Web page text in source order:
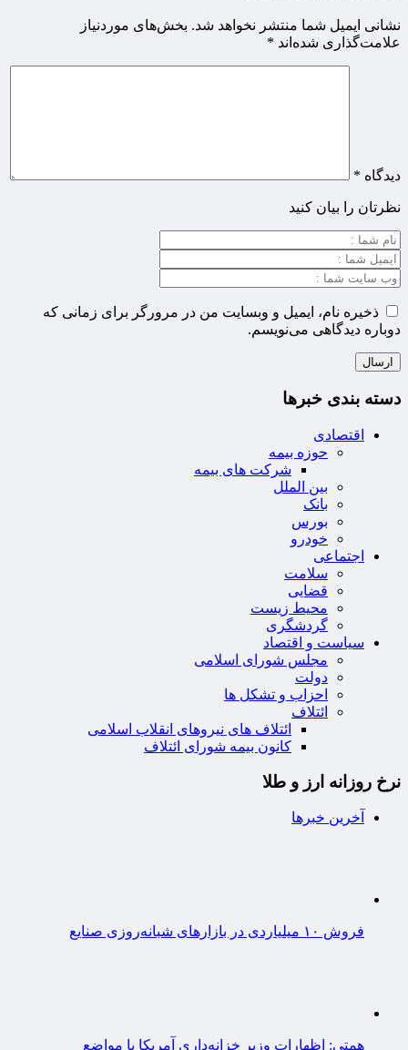
نشانی ایمیل شما منتشر نخواهد شد. بخش‌های موردنیاز
علامت‌گذاری شده‌اند *
دیدگاه *
نظرتان را بیان کنید
ذخیره نام، ایمیل و وبسایت من در مرورگر برای زمانی که
دوباره دیدگاهی می‌نویسم.
دسته بندی خبرها
اقتصادی
حوزه بیمه
شرکت های بیمه
بین الملل
بانک
بورس
خودرو
اجتماعی
سلامت
قضایی
محیط زیست
گردشگری
سیاست و اقتصاد
مجلس شورای اسلامی
دولت
احزاب و تشکل ها
ائتلاف
ائتلاف های نیروهای انقلاب اسلامی
کانون بیمه شورای ائتلاف
نرخ روزانه ارز و طلا
آخرین خبرها
فروش ۱۰ میلیاردی در بازارهای شبانه‌روزی صنایع
همتی: اظهارات وزیر خزانه‌داری آمریکا با مواضع